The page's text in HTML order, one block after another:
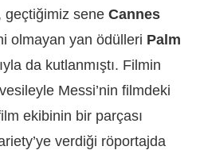
geçtiğimiz sene Cannes
olmayan yan ödülleri Palm
da kutlanmıştı. Filmin
Messi’nin filmdeki
ekibinin bir parçası
verdiği röportajda